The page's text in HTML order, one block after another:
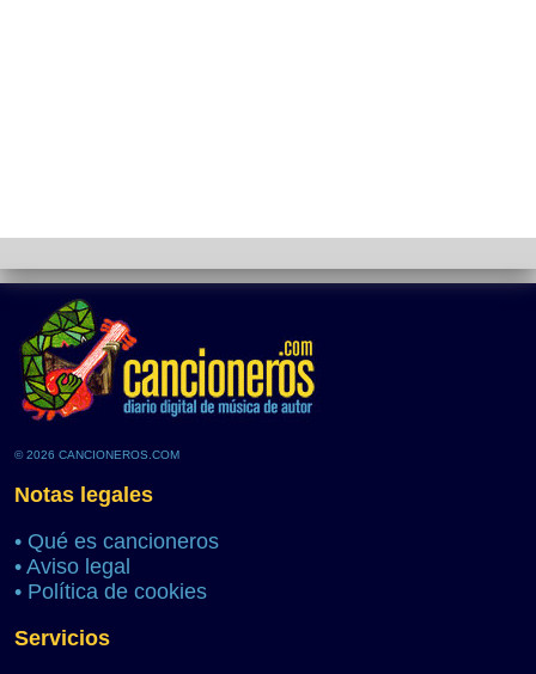
© 2026 CANCIONEROS.COM
Notas legales
• Qué es cancioneros
• Aviso legal
• Política de cookies
Servicios